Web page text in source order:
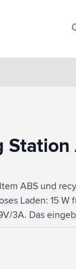
ABS und
Laden: 15
3A. Das
Laden nach
bleibt